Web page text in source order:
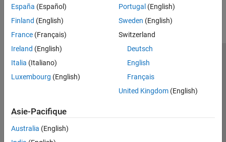
España (Español)
Finland (English)
France (Français)
Ireland (English)
Italia (Italiano)
Luxembourg (English)
Portugal (English)
Sweden (English)
Switzerland
Deutsch
English
Français
United Kingdom(English)
Asie-Pacifique
Australia (English)
Trust Center
Politique de confidentialité
Lutte anti-piratage
Statut des applications
© 1994-2026 The MathWorks, Inc.
Sélectionner
France